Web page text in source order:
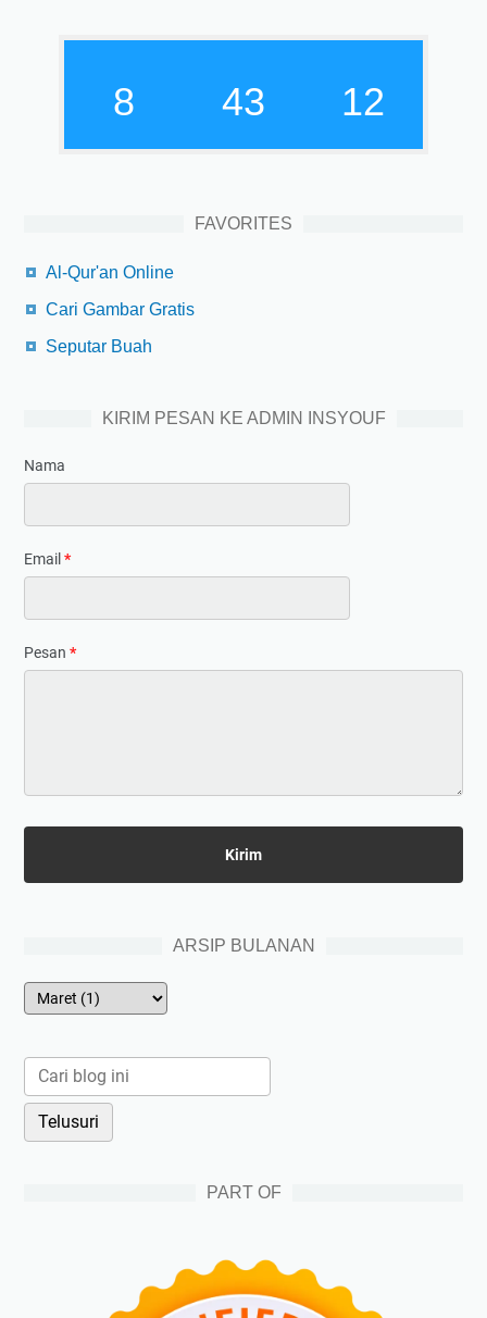
8 43 13
FAVORITES
Al-Qur'an Online
Cari Gambar Gratis
Seputar Buah
KIRIM PESAN KE ADMIN INSYOUF
Nama
Email *
Pesan *
ARSIP BULANAN
PART OF